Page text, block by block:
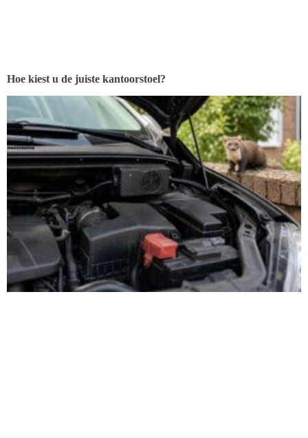
Hoe kiest u de juiste kantoorstoel?